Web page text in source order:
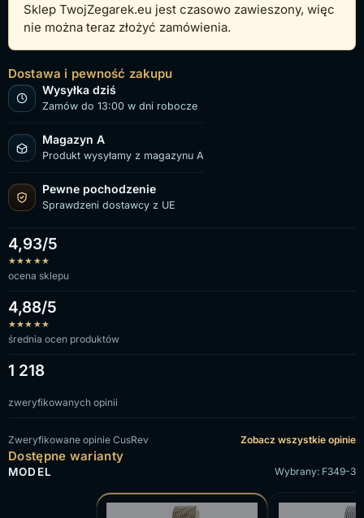
Sklep TwojZegarek.eu jest czasowo zawieszony, więc
nie można teraz złożyć zamówienia.
Dostawa i pewność zakupu
Wysyłka dziś
Zamów do 13:00 w dni robocze
Magazyn A
Produkt wysyłamy z magazynu A
Pewne pochodzenie
Sprawdzeni dostawcy z UE
4,93/5
★★★ ★★
ocena sklepu
4,88/5
★★★ ★★
średnia ocen produktów
1 218
zweryfikowanych opinii
Zweryfikowane opinie CusRev Zobacz wszystkie opinie
Dostępne warianty
MODEL Wybrany: F349-3